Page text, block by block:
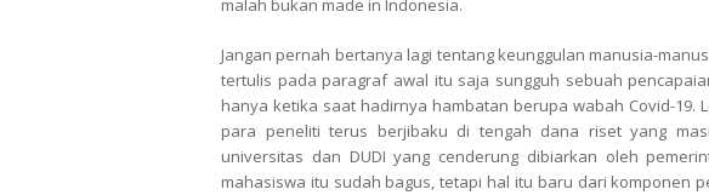
malah bukan made in Indonesia.
Jangan pernah bertanya lagi tentang keunggulan manusia-
tertulis pada paragraf awal itu saja sungguh sebuah
hanya ketika saat hadirnya hambatan berupa wabah Covid-19.
para peneliti terus berjibaku di tengah dana riset yang
universitas dan DUDI yang cenderung dibiarkan oleh
mahasiswa itu sudah bagus, tetapi hal itu baru dari komponen